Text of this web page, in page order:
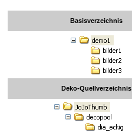
Basisverzeichnis
Deko-Quellverzeichnis